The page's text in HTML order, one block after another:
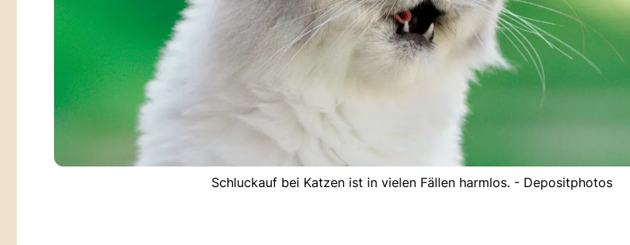
Schluckauf bei Katzen ist in vielen Fällen harmlos. - Depositphotos